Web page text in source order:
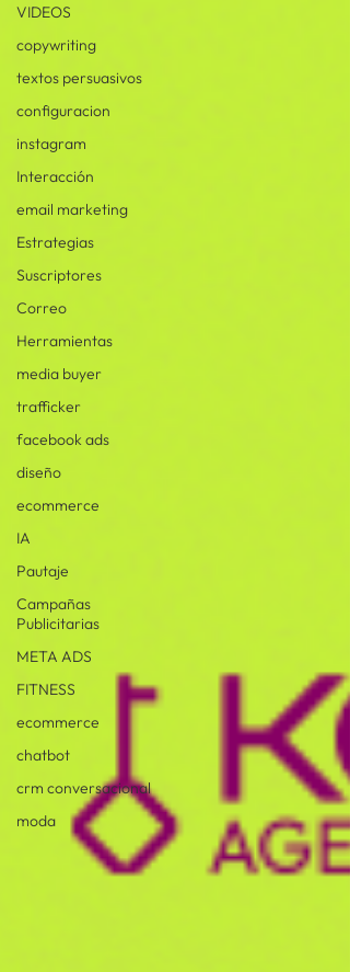
VIDEOS
copywriting
textos persuasivos
configuracion
instagram
Interacción
email marketing
Estrategias
Suscriptores
Correo
Herramientas
media buyer
trafficker
facebook ads
diseño
ecommerce
IA
Pautaje
Campañas
Publicitarias
META ADS
FITNESS
ecommerce
chatbot
crm conversacional
moda